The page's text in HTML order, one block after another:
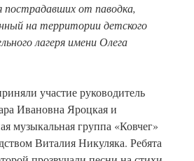
пострадавших от паводка,
на территории детского
лагеря имени Олега
участие руководитель
Ивановна Яроцкая и
музыкальная группа «Ковчег»
Виталия Никуляка. Ребята